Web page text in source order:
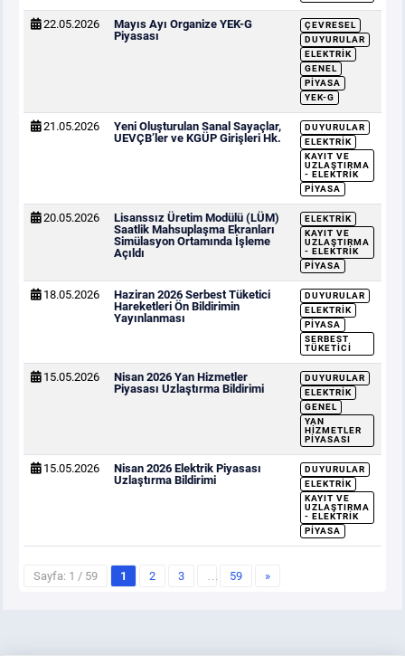
22.05.2026
Mayıs Ayı Organize YEK-G
Piyasası
ÇEVRESEL
DUYURULAR
ELEKTRIK
GENEL
PIYASA
YEK-G
21.05.2026
Yeni Oluşturulan Sanal Sayaçlar,
UEVÇB’ler ve KGÜP Girişleri Hk.
DUYURULAR
ELEKTRIK
KAYIT VE
UZLAŞTIRMA
- ELEKTRIK
PIYASA
20.05.2026
Lisanssız Üretim Modülü (LÜM)
Saatlik Mahsuplaşma Ekranları
Simülasyon Ortamında İşleme
Açıldı
ELEKTRIK
KAYIT VE
UZLAŞTIRMA
- ELEKTRIK
PIYASA
18.05.2026
Haziran 2026 Serbest Tüketici
Hareketleri Ön Bildirimin
Yayınlanması
DUYURULAR
ELEKTRIK
PIYASA
SERBEST
TÜKETICI
15.05.2026
Nisan 2026 Yan Hizmetler
Piyasası Uzlaştırma Bildirimi
DUYURULAR
ELEKTRIK
GENEL
YAN
HIZMETLER
PIYASASI
15.05.2026
Nisan 2026 Elektrik Piyasası
Uzlaştırma Bildirimi
DUYURULAR
ELEKTRIK
KAYIT VE
UZLAŞTIRMA
- ELEKTRIK
PIYASA
Sayfa: 1 / 59 1 2 3 … 59 »